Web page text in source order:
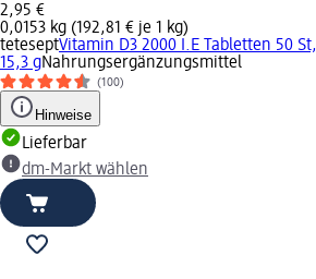
2,95 €
0,0153 kg (192,81 € je 1 kg)
teteseptVitamin D3 2000 I.E Tabletten 50 St,
15,3 gNahrungsergänzungsmittel
(100)
Hinweise
Lieferbar
dm-Markt wählen